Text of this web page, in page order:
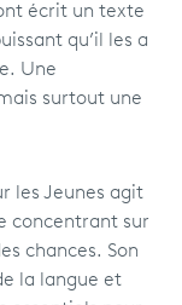
écrit un texte
qu’il les a
Une
surtout une
les Jeunes agit
concentrant sur
chances. Son
la langue et